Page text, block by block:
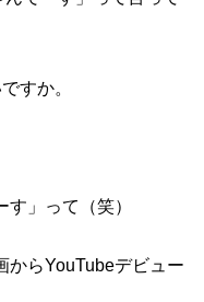
すか。
」って（笑）
からYouTubeデビュー